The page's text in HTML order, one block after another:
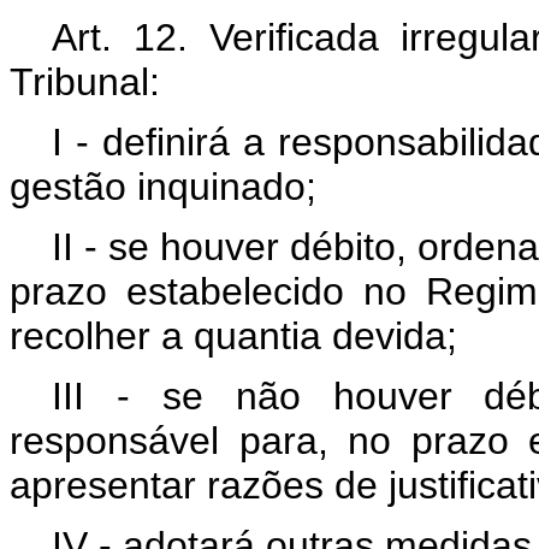
Art. 12. Verificada
Tribunal:
I - definirá a
gestão inquinado;
II - se houver débito,
prazo estabelecido no
recolher a quantia devida;
III - se não houver
responsável para, no prazo
apresentar razões de